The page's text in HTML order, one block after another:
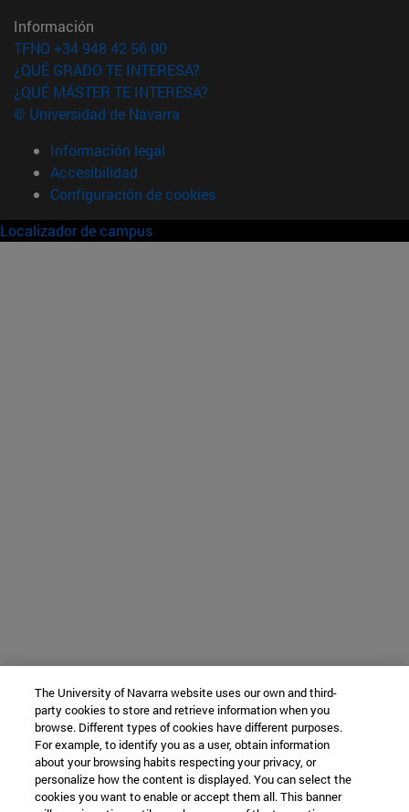
Información
TFNO +34 948 42 56 00
¿QUÉ GRADO TE INTERESA?
¿QUÉ MÁSTER TE INTERESA?
© Universidad de Navarra
Información legal
Accesibilidad
Configuración de cookies
Localizador de campus
The University of Navarra website uses our own and third-
party cookies to store and retrieve information when you
browse. Different types of cookies have different purposes.
For example, to identify you as a user, obtain information
about your browsing habits respecting your privacy, or
personalize how the content is displayed. You can select the
cookies you want to enable or accept them all. This banner